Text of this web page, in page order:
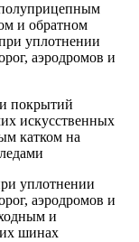
и обратном
уплотнении
аэродромов и
покрытий
искусственных
катком на
уплотнении
аэродромов и
и
шинах